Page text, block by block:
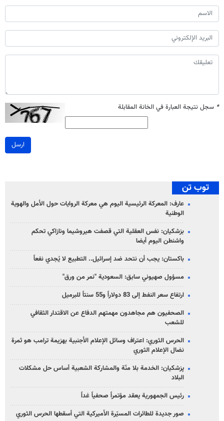
* سجل نتيجة العبارة في الخانة المقابلة
ارسل
توب تن
عارف: المعركة الرئيسية اليوم هي معركة الروايات حول الأمل والهوية
الوطنية
بزشكيان: نفس العقلية التي قصفت هيروشيما ونازاكي تحكم
واشنطن اليوم أيضا
باكستان: يجب أن نتحد ضد إسرائيل.. التطبيع لا يُجدي نفعاً
مسؤول صهيوني سابق: السعودية "نمر من ورق"
ارتفاع سعر النفط إلى 83 دولاراً و55 سنتاً للبرميل
الصحفيون هم مجاهدون مهمتهم الدفاع عن الاقتدار الثقافي
للشعب
الحرس الثوري: اعتراف وسائل الإعلام الأجنبية بهزيمة ترامب هو ثمرة
نضال الإعلام الثوري
پزشکیان: الخدمة بلا منّة والمشاركة الشعبية أساس حل مشكلات
البلاد
رئيس الجمهورية يعقد مؤتمراً صحفياً غداً
صور جديدة للطائرات المسيّرة الأميركية التي أسقطها الحرس الثوري